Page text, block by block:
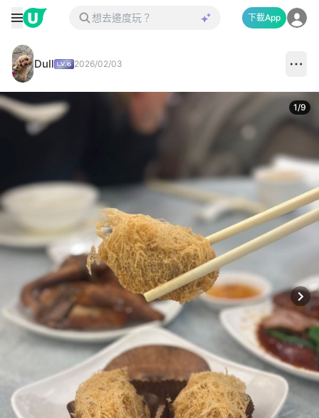
下載App
Dull 2026/02/03
1/9